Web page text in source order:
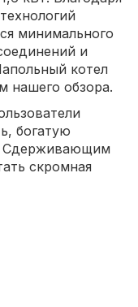
минимального
и
котел
нашего обзора.
богатую
Сдерживающим
скромная